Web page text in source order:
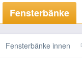
Fensterbänke
Fensterbänke innen